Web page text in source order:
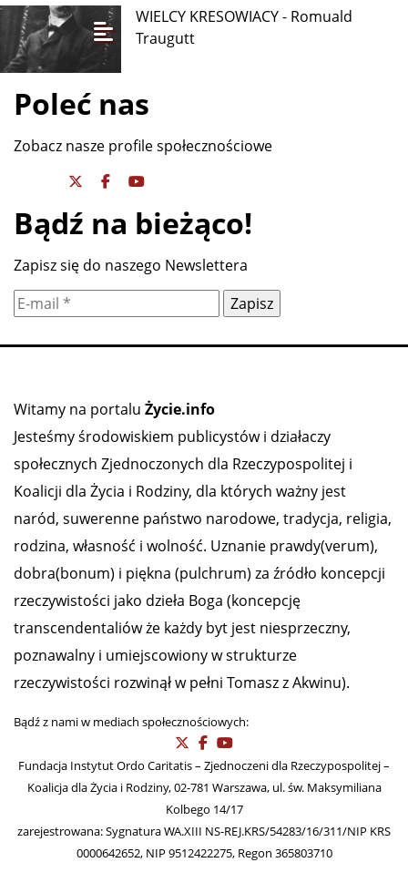
WIELCY KRESOWIACY - Romuald
Traugutt
Poleć nas
Zobacz nasze profile społecznościowe
Bądź na bieżąco!
Zapisz się do naszego Newslettera
Witamy na portalu Życie.info
Jesteśmy środowiskiem publicystów i działaczy
społecznych Zjednoczonych dla Rzeczypospolitej i
Koalicji dla Życia i Rodziny, dla których ważny jest
naród, suwerenne państwo narodowe, tradycja, religia,
rodzina, własność i wolność. Uznanie prawdy(verum),
dobra(bonum) i piękna (pulchrum) za źródło koncepcji
rzeczywistości jako dzieła Boga (koncepcję
transcendentaliów że każdy byt jest niesprzeczny,
poznawalny i umiejscowiony w strukturze
rzeczywistości rozwinął w pełni Tomasz z Akwinu).
Bądź z nami w mediach społecznościowych:
Fundacja Instytut Ordo Caritatis – Zjednoczeni dla Rzeczypospolitej –
Koalicja dla Życia i Rodziny, 02-781 Warszawa, ul. św. Maksymiliana
Kolbego 14/17
zarejestrowana: Sygnatura WA.XIII NS-REJ.KRS/54283/16/311/NIP KRS
0000642652, NIP 9512422275, Regon 365803710